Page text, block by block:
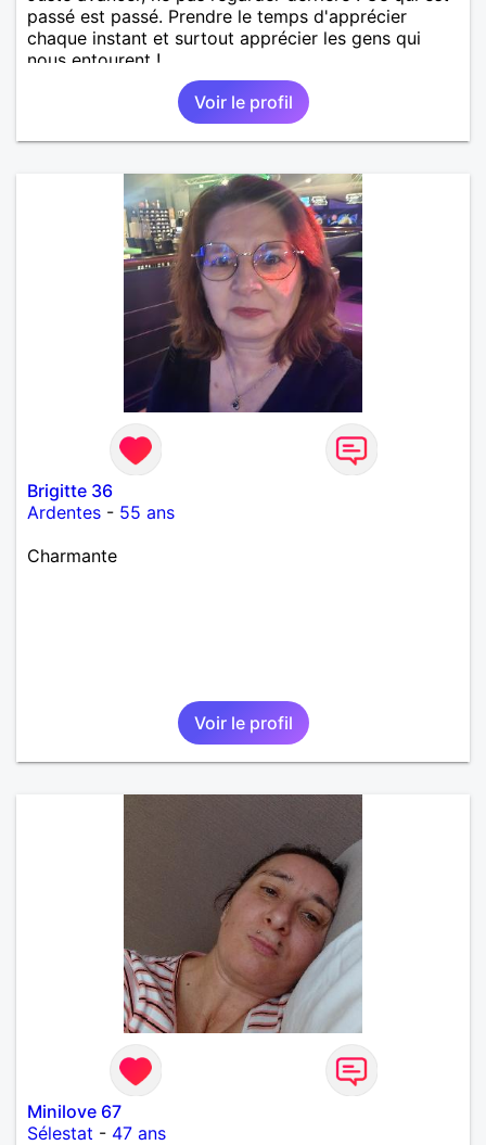
passé est passé. Prendre le temps d'apprécier
chaque instant et surtout apprécier les gens qui
nous entourent !
Voir le profil
Brigitte 36
Ardentes - 55 ans
Charmante
Voir le profil
Minilove 67
Sélestat - 47 ans